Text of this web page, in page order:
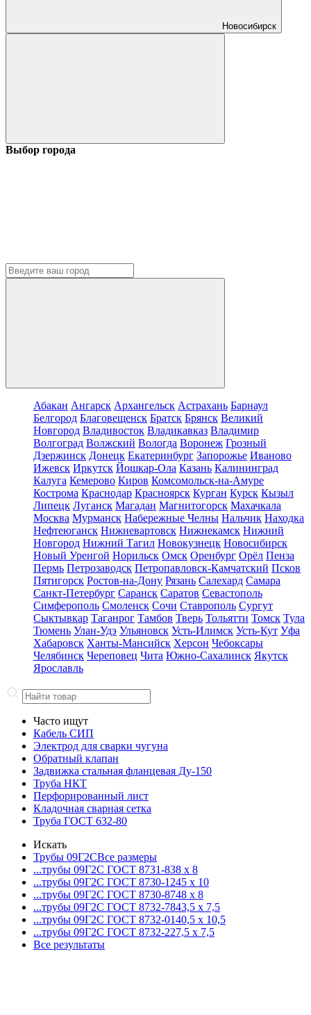
Новосибирск
Выбор города
Абакан Ангарск Архангельск Астрахань Барнаул
Белгород Благовещенск Братск Брянск Великий
Новгород Владивосток Владикавказ Владимир
Волгоград Волжский Вологда Воронеж Грозный
Дзержинск Донецк Екатеринбург Запорожье Иваново
Ижевск Иркутск Йошкар-Ола Казань Калининград
Калуга Кемерово Киров Комсомольск-на-Амуре
Кострома Краснодар Красноярск Курган Курск Кызыл
Липецк Луганск Магадан Магнитогорск Махачкала
Москва Мурманск Набережные Челны Нальчик Находка
Нефтеюганск Нижневартовск Нижнекамск Нижний
Новгород Нижний Тагил Новокузнецк Новосибирск
Новый Уренгой Норильск Омск Оренбург Орёл Пенза
Пермь Петрозаводск Петропавловск-Камчатский Псков
Пятигорск Ростов-на-Дону Рязань Салехард Самара
Санкт-Петербург Саранск Саратов Севастополь
Симферополь Смоленск Сочи Ставрополь Сургут
Сыктывкар Таганрог Тамбов Тверь Тольятти Томск Тула
Тюмень Улан-Удэ Ульяновск Усть-Илимск Усть-Кут Уфа
Хабаровск Ханты-Мансийск Херсон Чебоксары
Челябинск Череповец Чита Южно-Сахалинск Якутск
Ярославль
Часто ищут
Кабель СИП
Электрод для сварки чугуна
Обратный клапан
Задвижка стальная фланцевая Ду-150
Труба НКТ
Перфорированный лист
Кладочная сварная сетка
Труба ГОСТ 632-80
Искать
Трубы 09Г2СВсе размеры
...трубы 09Г2С ГОСТ 8731-838 x 8
...трубы 09Г2С ГОСТ 8730-1245 x 10
...трубы 09Г2С ГОСТ 8730-8748 x 8
...трубы 09Г2С ГОСТ 8732-7843,5 x 7,5
...трубы 09Г2С ГОСТ 8732-0140,5 x 10,5
...трубы 09Г2С ГОСТ 8732-227,5 x 7,5
Все результаты